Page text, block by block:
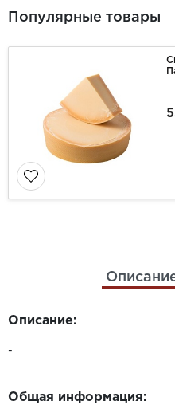
Популярные товары
Описание:
-
Общая информация: